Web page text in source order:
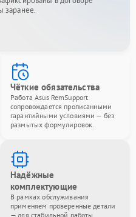
заранее.
Чёткие обязательства
Работа Asus RemSupport
сопровождается прописанными
гарантийными условиями — без
размытых формулировок.
Надёжные
комплектующие
В рамках обслуживания
применяем проверенные детали
— для стабильной работы